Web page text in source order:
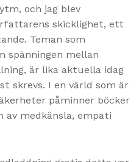
och jag blev
skicklighet, ett
Teman som
spänningen mellan
är lika aktuella idag
skrevs. I en värld som är
påminner böcker
av medkänsla, empati